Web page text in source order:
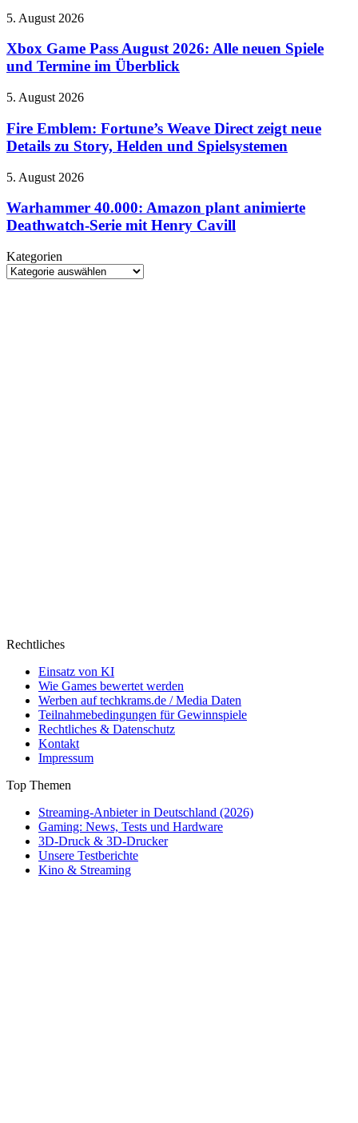
Kultserie
Atlantis
Doku-
Reihe
Rätsel-
Design
der
Neuinterpretation
Xbox
Pass
August
2026:
neuen
und
Termine
Überblick
5. August 2026
Xbox Game Pass August 2026: Alle neuen Spiele
und Termine im Überblick
Fire
Fortune’s
Weave
Direct
neue
zu
Story,
und
Spielsystemen
5. August 2026
Fire Emblem: Fortune’s Weave Direct zeigt neue
Details zu Story, Helden und Spielsystemen
Warhammer
Amazon
plant
animierte
Serie
mit
5. August 2026
Warhammer 40.000: Amazon plant animierte
Deathwatch-Serie mit Henry Cavill
Kategorien
Kategorien
Rechtliches
Einsatz von KI
Wie Games bewertet werden
Werben auf techkrams.de / Media Daten
Teilnahmebedingungen für Gewinnspiele
Rechtliches & Datenschutz
Kontakt
Impressum
Top Themen
Streaming-Anbieter in Deutschland (2026)
Gaming: News, Tests und Hardware
3D-Druck & 3D-Drucker
Unsere Testberichte
Kino & Streaming